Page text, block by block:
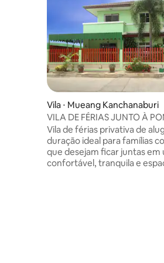
Vila ⋅ Mueang Kanchanaburi
VILA DE FÉRIAS JUNTO À
O RIO KWAI
Vila de férias privativa de
duração ideal para famílias
que desejam ficar juntas em
confortável, tranquila e